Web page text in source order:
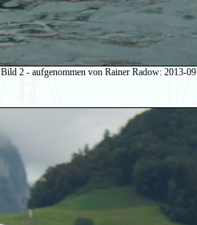
Bild 2 - aufgenommen von Rainer Radow: 2013-09